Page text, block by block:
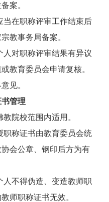
案。
在职称评审工作结束后
教事务局备案。
对职称评审结果有异议
教育委员会申请复核。
见。
管理
院校范围内适用。
称证书由教育委员会统
会公章、钢印后方为有
不得伪造、变造教师职
师职称证书无效。